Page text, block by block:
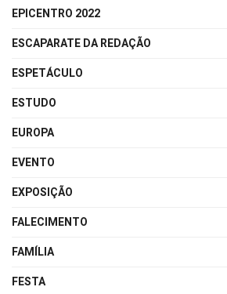
EPICENTRO 2022
ESCAPARATE DA REDAÇÃO
ESPETÁCULO
ESTUDO
EUROPA
EVENTO
EXPOSIÇÃO
FALECIMENTO
FAMÍLIA
FESTA